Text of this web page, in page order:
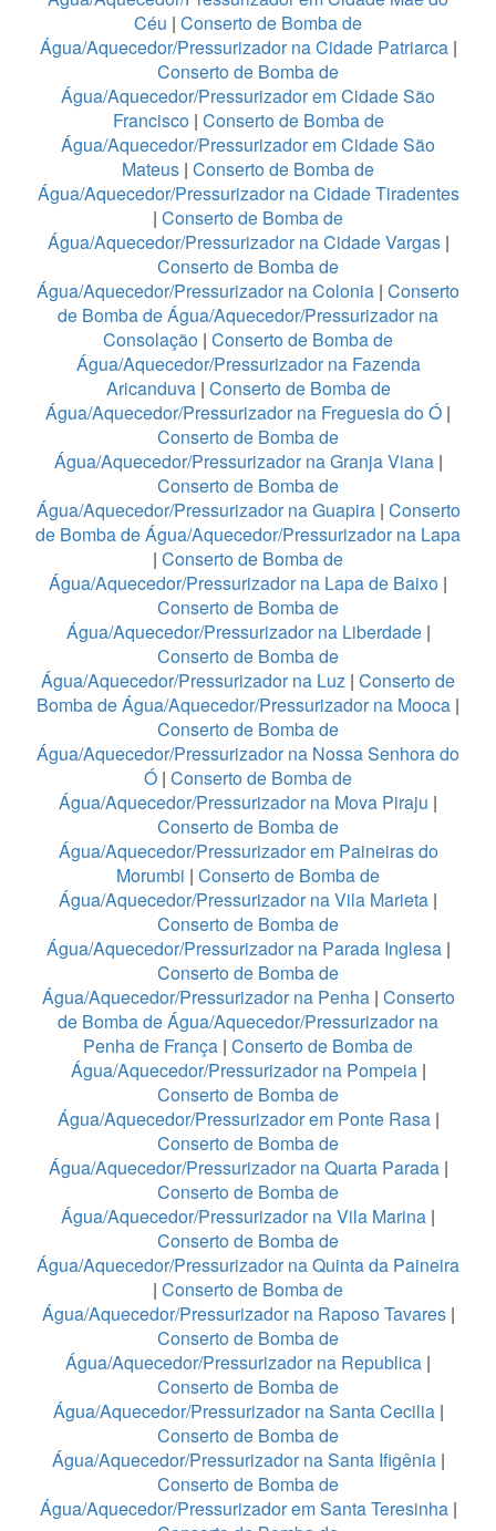
Céu | Conserto de Bomba de
Água/Aquecedor/Pressurizador na Cidade Patriarca|
Conserto de Bomba de
Água/Aquecedor/Pressurizador em Cidade São
Francisco | Conserto de Bomba de
Água/Aquecedor/Pressurizador em Cidade São
Mateus | Conserto de Bomba de
Água/Aquecedor/Pressurizador na Cidade Tiradentes
| Conserto de Bomba de
Água/Aquecedor/Pressurizador na Cidade Vargas |
Conserto de Bomba de
Água/Aquecedor/Pressurizador na Colonia | Conserto
de Bomba de Água/Aquecedor/Pressurizador na
Consolação | Conserto de Bomba de
Água/Aquecedor/Pressurizador na Fazenda
Aricanduva| Conserto de Bomba de
Água/Aquecedor/Pressurizador na Freguesia do Ó |
Conserto de Bomba de
Água/Aquecedor/Pressurizador na Granja Viana|
Conserto de Bomba de
Água/Aquecedor/Pressurizador na Guapira| Conserto
de Bomba de Água/Aquecedor/Pressurizador na Lapa
| Conserto de Bomba de
Água/Aquecedor/Pressurizador na Lapa de Baixo |
Conserto de Bomba de
Água/Aquecedor/Pressurizador na Liberdade |
Conserto de Bomba de
Água/Aquecedor/Pressurizador na Luz | Conserto de
Bomba de Água/Aquecedor/Pressurizador na Mooca |
Conserto de Bomba de
Água/Aquecedor/Pressurizador na Nossa Senhora do
Ó | Conserto de Bomba de
Água/Aquecedor/Pressurizador na Mova Piraju |
Conserto de Bomba de
Água/Aquecedor/Pressurizador em Paineiras do
Morumbi | Conserto de Bomba de
Água/Aquecedor/Pressurizador na Vila Marieta |
Conserto de Bomba de
Água/Aquecedor/Pressurizador na Parada Inglesa |
Conserto de Bomba de
Água/Aquecedor/Pressurizador na Penha| Conserto
de Bomba de Água/Aquecedor/Pressurizador na
Penha de França | Conserto de Bomba de
Água/Aquecedor/Pressurizador na Pompeia|
Conserto de Bomba de
Água/Aquecedor/Pressurizador em Ponte Rasa|
Conserto de Bomba de
Água/Aquecedor/Pressurizador na Quarta Parada|
Conserto de Bomba de
Água/Aquecedor/Pressurizador na Vila Marina |
Conserto de Bomba de
Água/Aquecedor/Pressurizador na Quinta da Paineira
| Conserto de Bomba de
Água/Aquecedor/Pressurizador na Raposo Tavares|
Conserto de Bomba de
Água/Aquecedor/Pressurizador na Republica |
Conserto de Bomba de
Água/Aquecedor/Pressurizador na Santa Cecilia|
Conserto de Bomba de
Água/Aquecedor/Pressurizador na Santa Ifigênia |
Conserto de Bomba de
Água/Aquecedor/Pressurizador em Santa Teresinha|